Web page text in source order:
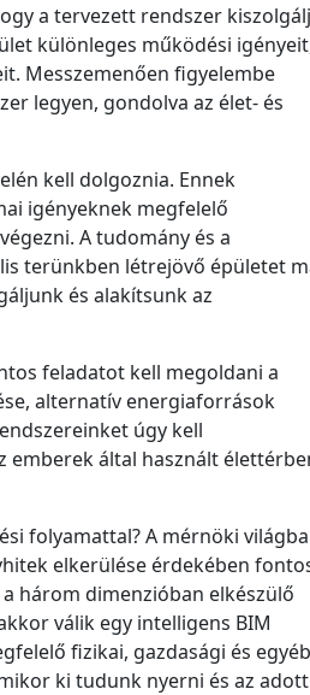
a tervezett rendszer
különleges működési
Messzemenően figyelembe
legyen, gondolva az élet- és
kell dolgoznia. Ennek
igényeknek megfelelő
A tudomány és a
terünkben létrejövő épületet
és alakítsunk az
feladatot kell megoldani a
alternatív energiaforrások
úgy kell
emberek által használt
folyamattal? A mérnöki
elkerülése érdekében
három dimenzióban elkészülő
válik egy intelligens BIM
fizikai, gazdasági és egyéb
ki tudunk nyerni és az adott